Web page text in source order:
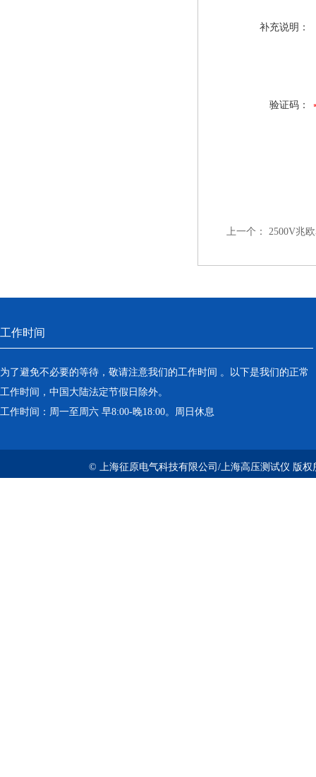
补充说明：
验证码：
上一个： 2500V兆
工作时间
为了避免不必要的等待，敬请注意我们的工作时间 。以下是我们的正常
工作时间，中国大陆法定节假日除外。
工作时间：周一至周六 早8:00-晚18:00。周日休息
© 上海征原电气科技有限公司/上海高压测试仪 版权